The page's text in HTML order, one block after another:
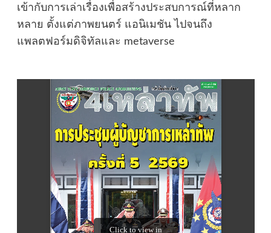
เข้ากับการเล่าเรื่องเพื่อสร้างประสบการณ์ที่หลาก
หลาย ตั้งแต่ภาพยนตร์ แอนิเมชัน ไปจนถึง
แพลตฟอร์มดิจิทัลและ metaverse